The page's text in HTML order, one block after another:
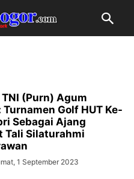
(Purn) Agum
Turnamen Golf HUT Ke-
Sebagai Ajang
Tali Silaturahmi
1 September 2023